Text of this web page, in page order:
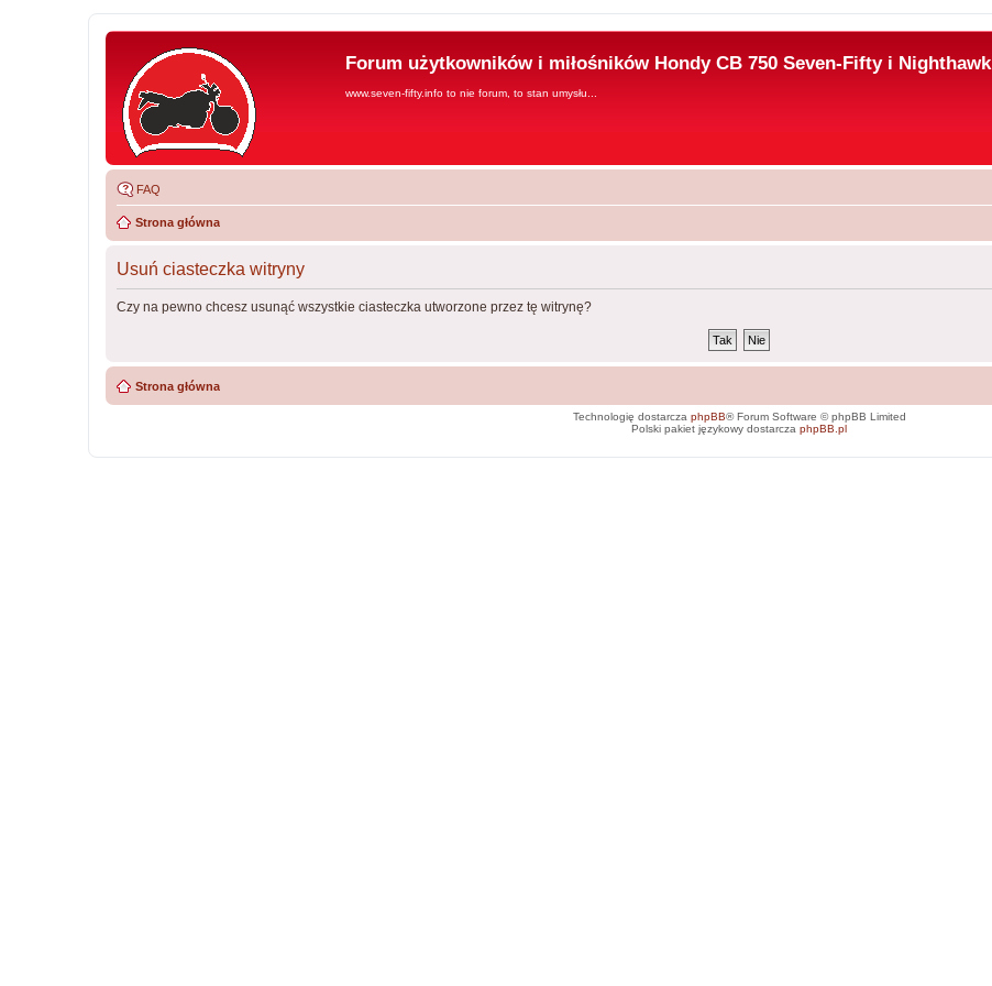
Forum użytkowników i miłośników Hondy CB 750 Seven-Fifty i Nighthawk
www.seven-fifty.info to nie forum, to stan umysłu...
FAQ
Strona główna
Usuń ciasteczka witryny
Czy na pewno chcesz usunąć wszystkie ciasteczka utworzone przez tę witrynę?
Strona główna
Technologię dostarcza phpBB® Forum Software © phpBB Limited
Polski pakiet językowy dostarcza phpBB.pl